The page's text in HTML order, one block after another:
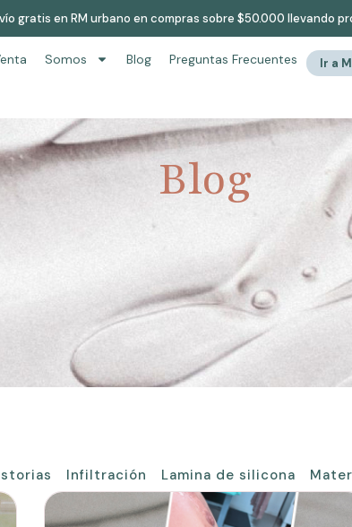
gratis en RM urbano en compras sobre $50.000 llevando
Somos Blog Preguntas Frecuentes Ir a
Blog
Infiltración Lamina de silicona